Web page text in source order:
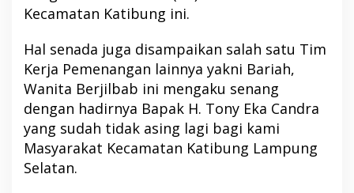
Kecamatan Katibung ini.
Hal senada juga disampaikan salah satu Tim
Kerja Pemenangan lainnya yakni Bariah,
Wanita Berjilbab ini mengaku senang
dengan hadirnya Bapak H. Tony Eka Candra
yang sudah tidak asing lagi bagi kami
Masyarakat Kecamatan Katibung Lampung
Selatan.